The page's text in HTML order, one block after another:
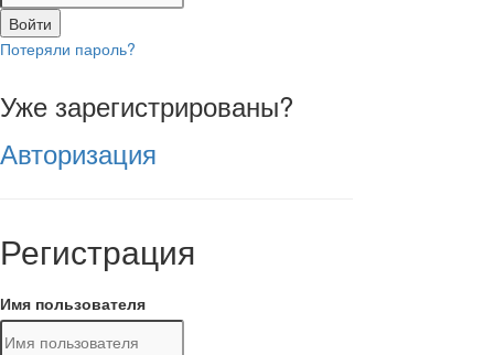
Войти
Потеряли пароль?
Уже зарегистрированы?
Авторизация
Регистрация
Имя пользователя